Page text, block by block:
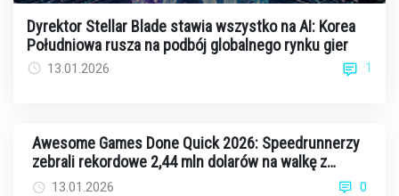
Dyrektor Stellar Blade stawia wszystko na AI: Korea
Południowa rusza na podbój globalnego rynku gier
13.01.2026 1
Awesome Games Done Quick 2026: Speedrunnerzy
zebrali rekordowe 2,44 mln dolarów na walkę z
rakiem13.01.2026 0